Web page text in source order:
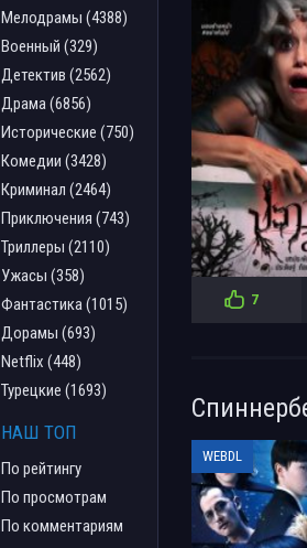
7
WEBDL
Мелодрамы (4388)
Военный (329)
Детектив (2562)
Драма (6856)
Исторические (750)
Комедии (3428)
Криминал (2464)
Приключения (743)
Триллеры (2110)
Ужасы (358)
Фантастика (1015)
Дорамы (693)
Netflix (448)
Турецкие (1693)
НАШ ТОП
По рейтингу
По просмотрам
По комментариям